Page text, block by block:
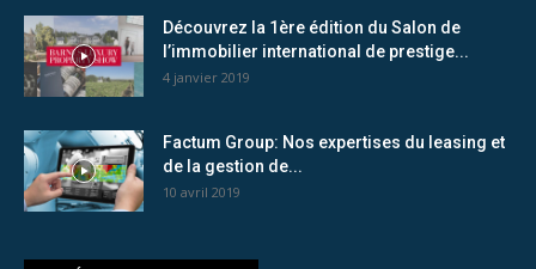
Découvrez la 1ère édition du Salon de
l’immobilier international de prestige...
4 janvier 2019
Factum Group: Nos expertises du leasing et
de la gestion de...
10 avril 2019